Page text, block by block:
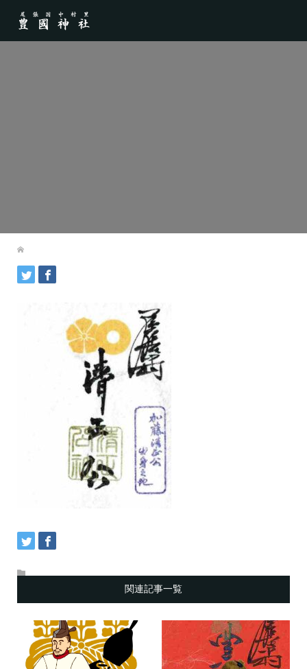
関連記事一覧